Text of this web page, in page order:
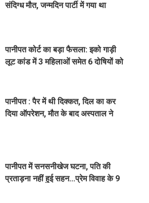
संदिग्ध मौत, जन्मदिन पार्टी में गया था
पानीपत कोर्ट का बड़ा फैसला: इको गाड़ी
लूट कांड में 3 महिलाओं समेत 6 दोषियों को
पानीपत : पैर में थी दिक्कत, दिल का कर
दिया ऑपरेशन, मौत के बाद अस्पताल ने
पानीपत में सनसनीखेज घटना, पति की
प्रताड़ना नहीं हुई सहन...प्रेम विवाह के 9